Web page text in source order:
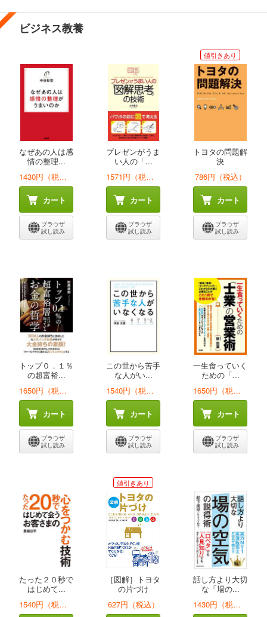
ビジネス教養
なぜあの人は感
情の整理...
1430円（税込）
カート
ブラウザ
試し読み
プレゼンがうま
い人の「...
1571円（税込）
カート
ブラウザ
試し読み
値引きあり
トヨタの問題解
決
786円（税込）
カート
ブラウザ
試し読み
トップ０．１％
の超富裕...
1650円（税込）
カート
ブラウザ
試し読み
この世から苦手
な人がい...
1540円（税込）
カート
ブラウザ
試し読み
一生食っていく
ための「...
1650円（税込）
カート
ブラウザ
試し読み
たった２０秒で
はじめて...
1540円（税込）
値引きあり
［図解］トヨタ
の片づけ
627円（税込）
話し方より大切
な「場の...
1430円（税込）